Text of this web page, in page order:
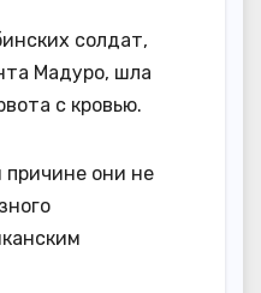
солдат,
Мадуро, шла
с кровью.
причине они не